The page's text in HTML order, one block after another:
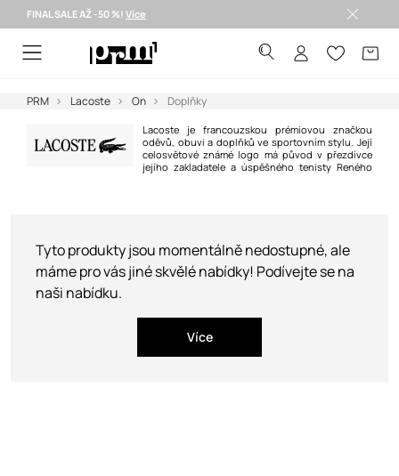
FINAL SALE AŽ -50 %! Více
PRM Lacoste On Doplňky
Lacoste je francouzskou prémiovou značkou
oděvů, obuvi a doplňků ve sportovním stylu. Její
celosvětové známé logo má původ v přezdívce
jejího zakladatele a úspěšného tenisty Reného
Tyto produkty jsou momentálně nedostupné, ale
máme pro vás jiné skvělé nabídky! Podívejte se na
naši nabídku.
Více